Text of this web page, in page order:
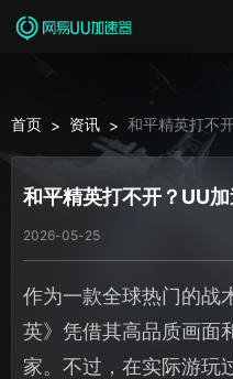
首页 > 资讯 > 和平精英打不
和平精英打不开？UU
2026-05-25
作为一款全球热门的战
英》凭借其高品质画面
家。不过，在实际游玩